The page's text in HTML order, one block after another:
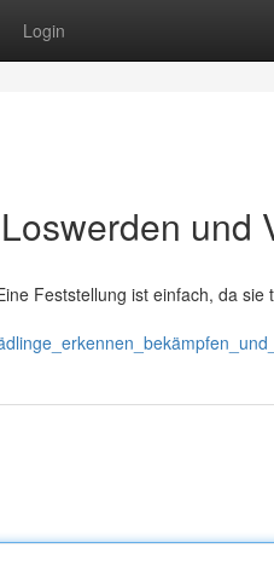
Login
und
Feststellung ist einfach, da sie